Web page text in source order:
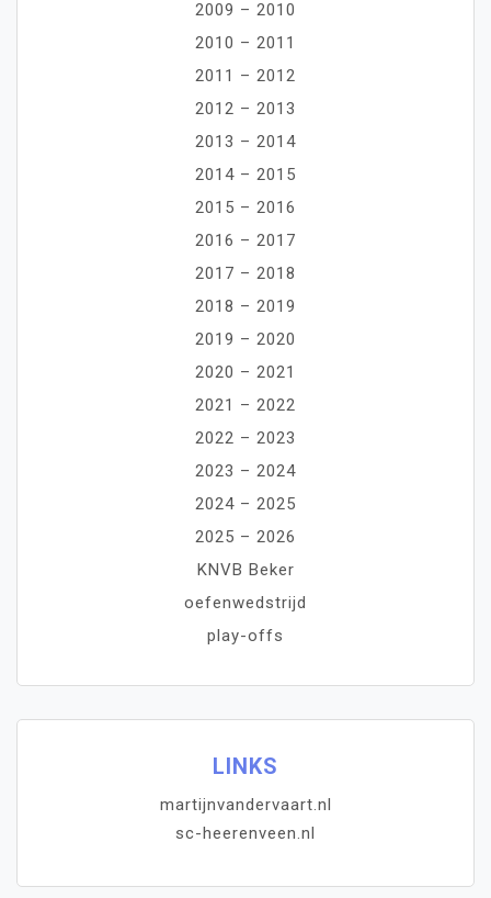
2009 – 2010
2010 – 2011
2011 – 2012
2012 – 2013
2013 – 2014
2014 – 2015
2015 – 2016
2016 – 2017
2017 – 2018
2018 – 2019
2019 – 2020
2020 – 2021
2021 – 2022
2022 – 2023
2023 – 2024
2024 – 2025
2025 – 2026
KNVB Beker
oefenwedstrijd
play-offs
LINKS
martijnvandervaart.nl
sc-heerenveen.nl